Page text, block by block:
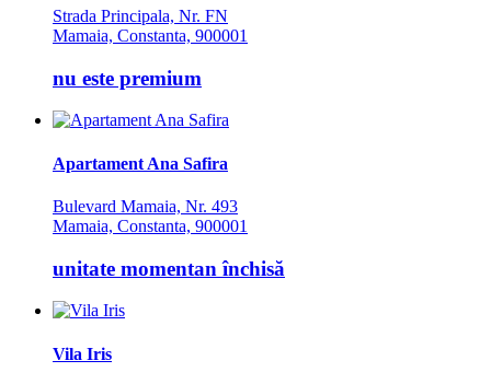
Strada Principala, Nr. FN
Mamaia, Constanta, 900001
nu este premium
Apartament Ana Safira
Bulevard Mamaia, Nr. 493
Mamaia, Constanta, 900001
unitate momentan închisă
Vila Iris